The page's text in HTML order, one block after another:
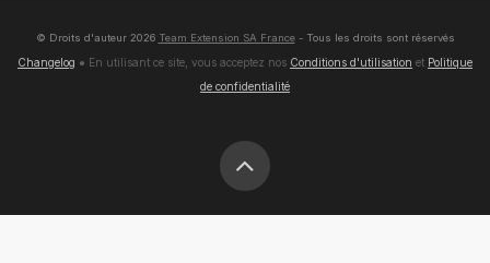
© Droits d'auteur 2026 Team Extension SA France- Tous les droits sont réservés
Changelog ● En utilisant ce site, vous acceptez nos Conditions d'utilisation et Politique
de confidentialité